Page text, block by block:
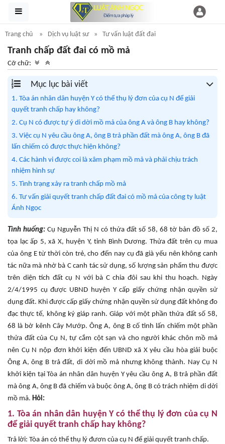
Trang chủ Dịch vụ luật sư Tư vấn luật đất đai
Tranh chấp đất đai có mồ mả
Cỡ chữ:
Mục lục bài viết
1. Tòa án nhân dân huyện Y có thể thụ lý đơn của cụ N để giải
quyết tranh chấp hay không?
2. Cụ N có được tự ý di dời mồ mả của ông A và ông B hay không?
3. Việc cụ N yêu cầu ông A, ông B trả phần đất mà ông A, ông B đã
lấn chiếm có được thực hiện không?
4. Các hành vi được coi là xâm phạm mồ mả và phải chịu trách
nhiệm hình sự
5. Tình trạng xảy ra tranh chấp mồ mả
6. Tư vấn giải quyết tranh chấp đất đai có mồ mả của công ty luật
Ánh Ngọc
Tình huống: Cụ Nguyễn Thị N có thửa đất số 58, 68 tờ bản đồ số 2,
tọa lạc ấp 5, xã X, huyện Y, tỉnh Bình Dương. Thửa đất trên cụ mua
của ông E từ thời còn trẻ, cho đến nay cụ đã già yếu nên không canh
tác nữa mà nhờ bà C canh tác sử dụng, số lượng sản phẩm thu được
trên diện tích đất cụ N với bà C chia đôi sau khi thu hoạch. Ngày
2/4/1995 cụ được UBND huyện Y cấp giấy chứng nhận quyền sử
dụng đất. Khi được cấp giấy chứng nhận quyền sử dụng đất không đo
đạc thực tế, không ký giáp ranh. Giáp với một phần thửa đất số 58,
68 là bờ kênh Cây Mướp. Ông A, ông B cố tình lấn chiếm một phần
thửa đất của Cụ N, tự cắm cột sạn và cho người khác chôn mồ mả
nên Cụ N nộp đơn khởi kiện đến UBND xã X yêu cầu hòa giải buộc
Ông A, ông B trả đất, di dời mồ mả nhưng không thành. Nay Cụ N
khởi kiện tại Tòa án nhân dân huyện Y yêu cầu ông A, B trả phần đất
mà ông A, ông B đã chiếm và buộc ông A, ông B có trách nhiệm di dời
mồ mả. Hỏi:
1. Tòa án nhân dân huyện Y có thể thụ lý đơn của cụ N
để giải quyết tranh chấp hay không?
Trả lời: Tòa án có thể thụ lý đươn của cụ N để giải quyết tranh chấp.